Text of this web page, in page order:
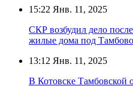
15:22 Янв. 11, 2025
СКР возбудил дело
жилые дома под
13:12 Янв. 11, 2025
В Котовске Тамбовской